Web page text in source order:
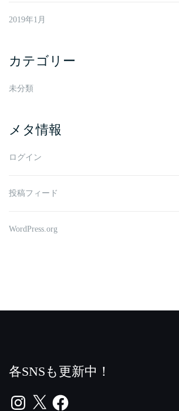
2019年1月
カテゴリー
未分類
メタ情報
ログイン
投稿フィード
WordPress.org
各SNSも更新中！
Instagram
X Facebook